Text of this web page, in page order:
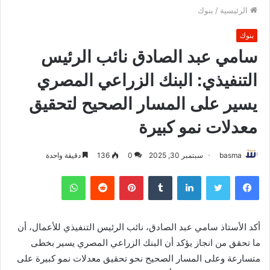
الرئيسية / بنوك
بنوك
سامي عبد الصادق نائب الرئيس
التنفيذي: البنك الزراعي المصري
يسير على المسار الصحيح لتحقيق
معدلات نمو كبيرة
basma سبتمبر 30, 2025 0
136 دقيقة واحدة
فيسبوك تويتر لينكدإن بينتيريست واتساب
أكد الأستاذ سامي عبد الصادق، نائب الرئيس التنفيذي للأعمال، أن
ما تحقق من انجاز يؤكد أن البنك الزراعي المصري يسير بخطى
متسارعة وعلى المسار الصحيح نحو تحقيق معدلات نمو كبيرة على